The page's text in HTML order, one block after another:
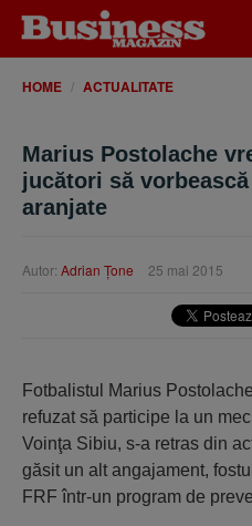
HOME ACTUALITATE
Marius Postolache
jucători să
aranjate
Autor: Adrian Ţone 25 mai 2015
Fotbalistul Marius
refuzat să participe la un
Voinţa Sibiu, s-a retras din
găsit un alt angajament,
FRF într-un program de